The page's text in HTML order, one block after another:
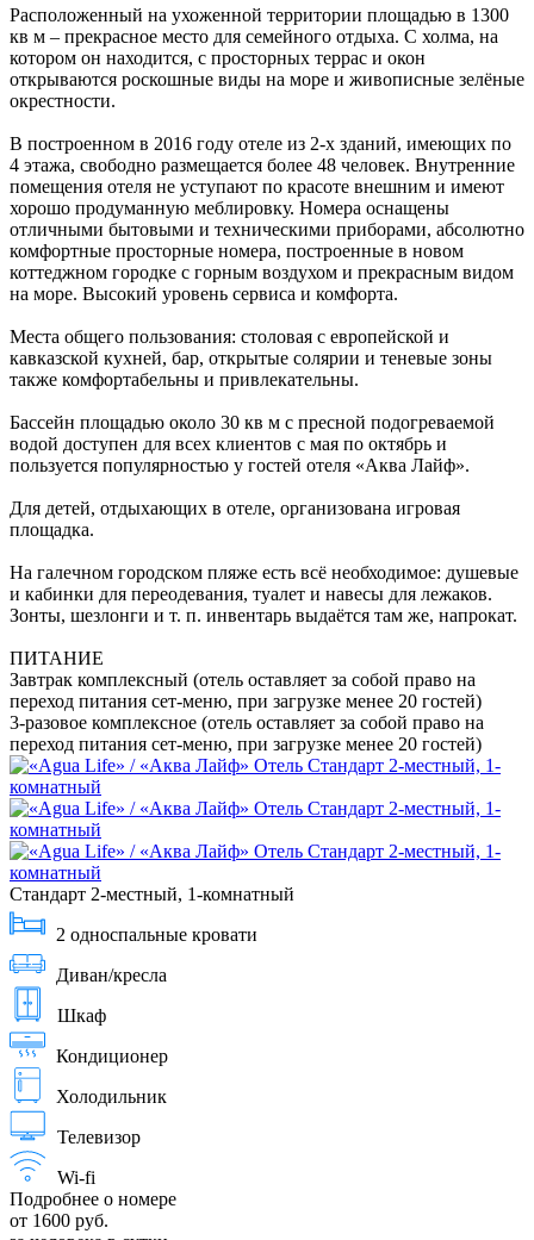
Расположенный на ухоженной территории площадью в 1300
кв м – прекрасное место для семейного отдыха. С холма, на
котором он находится, с просторных террас и окон
открываются роскошные виды на море и живописные зелёные
окрестности.
В построенном в 2016 году отеле из 2-х зданий, имеющих по
4 этажа, свободно размещается более 48 человек. Внутренние
помещения отеля не уступают по красоте внешним и имеют
хорошо продуманную меблировку. Номера оснащены
отличными бытовыми и техническими приборами, абсолютно
комфортные просторные номера, построенные в новом
коттеджном городке с горным воздухом и прекрасным видом
на море. Высокий уровень сервиса и комфорта.
Места общего пользования: столовая с европейской и
кавказской кухней, бар, открытые солярии и теневые зоны
также комфортабельны и привлекательны.
Бассейн площадью около 30 кв м с пресной подогреваемой
водой доступен для всех клиентов с мая по октябрь и
пользуется популярностью у гостей отеля «Аква Лайф».
Для детей, отдыхающих в отеле, организована игровая
площадка.
На галечном городском пляже есть всё необходимое: душевые
и кабинки для переодевания, туалет и навесы для лежаков.
Зонты, шезлонги и т. п. инвентарь выдаётся там же, напрокат.
ПИТАНИЕ
Завтрак комплексный (отель оставляет за собой право на
переход питания сет-меню, при загрузке менее 20 гостей)
3-разовое комплексное (отель оставляет за собой право на
переход питания сет-меню, при загрузке менее 20 гостей)
Стандарт 2-местный, 1-комнатный
2 односпальные кровати
Диван/кресла
Шкаф
Кондиционер
Холодильник
Телевизор
Wi-fi
Подробнее о номере
от 1600 руб.